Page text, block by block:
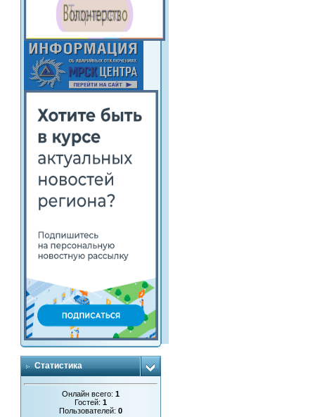
Статистика
Онлайн всего:1
Гостей:1
Пользователей:0